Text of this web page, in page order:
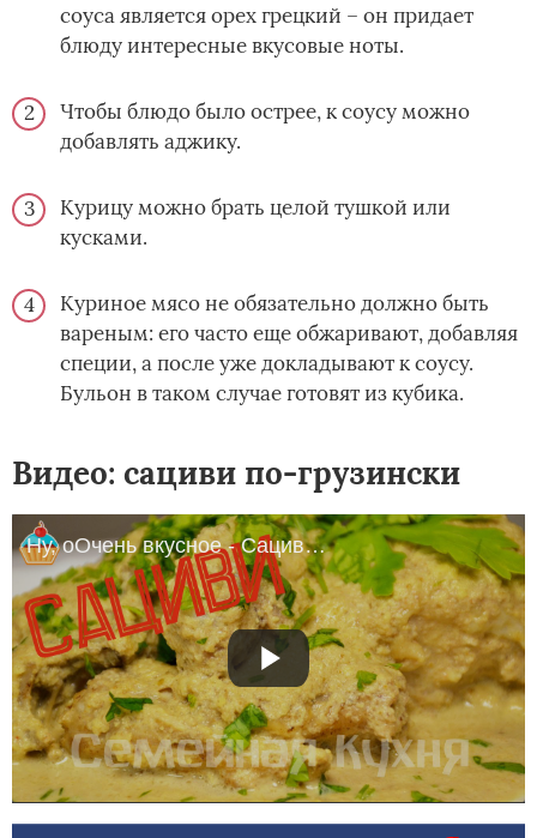
соуса является орех грецкий – он придает
блюду интересные вкусовые ноты.
Чтобы блюдо было острее, к соусу можно
добавлять аджику.
Курицу можно брать целой тушкой или
кусками.
Куриное мясо не обязательно должно быть
вареным: его часто еще обжаривают, добавляя
специи, а после уже докладывают к соусу.
Бульон в таком случае готовят из кубика.
Видео: сациви по-грузински
Ну, оОчень вкусное - Сациви с курицей!